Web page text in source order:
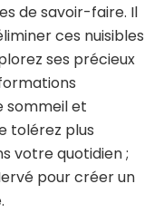
de savoir-faire. Il
ces nuisibles
ses précieux
sommeil et
tolérez plus
votre quotidien ;
pour créer un